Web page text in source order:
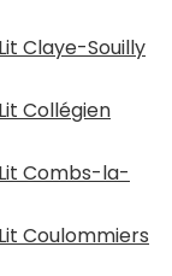
Claye-Souilly
Collégien
Combs-la-
Coulommiers